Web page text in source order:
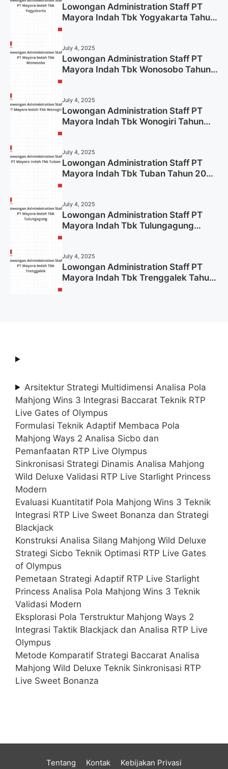
Lowongan Administration Staff PT
Mayora Indah Tbk Yogyakarta Tahun
July 4, 2025
Lowongan Administration Staff PT
Mayora Indah Tbk Wonosobo Tahun
July 4, 2025
Lowongan Administration Staff PT
Mayora Indah Tbk Wonogiri Tahun
July 4, 2025
Lowongan Administration Staff PT
Mayora Indah Tbk Tuban Tahun 2025
July 4, 2025
Lowongan Administration Staff PT
Mayora Indah Tbk Tulungagung
July 4, 2025
Lowongan Administration Staff PT
Mayora Indah Tbk Trenggalek Tahun
Arsitektur Strategi Multidimensi Analisa Pola
Mahjong Wins 3 Integrasi Baccarat Teknik RTP
Live Gates of Olympus
Formulasi Teknik Adaptif Membaca Pola
Mahjong Ways 2 Analisa Sicbo dan
Pemanfaatan RTP Live Olympus
Sinkronisasi Strategi Dinamis Analisa Mahjong
Wild Deluxe Validasi RTP Live Starlight Princess
Modern
Evaluasi Kuantitatif Pola Mahjong Wins 3 Teknik
Integrasi RTP Live Sweet Bonanza dan Strategi
Blackjack
Konstruksi Analisa Silang Mahjong Wild Deluxe
Strategi Sicbo Teknik Optimasi RTP Live Gates
of Olympus
Pemetaan Strategi Adaptif RTP Live Starlight
Princess Analisa Pola Mahjong Wins 3 Teknik
Validasi Modern
Eksplorasi Pola Terstruktur Mahjong Ways 2
Integrasi Taktik Blackjack dan Analisa RTP Live
Olympus
Metode Komparatif Strategi Baccarat Analisa
Mahjong Wild Deluxe Teknik Sinkronisasi RTP
Live Sweet Bonanza
Tentang Kontak Kebijakan Privasi